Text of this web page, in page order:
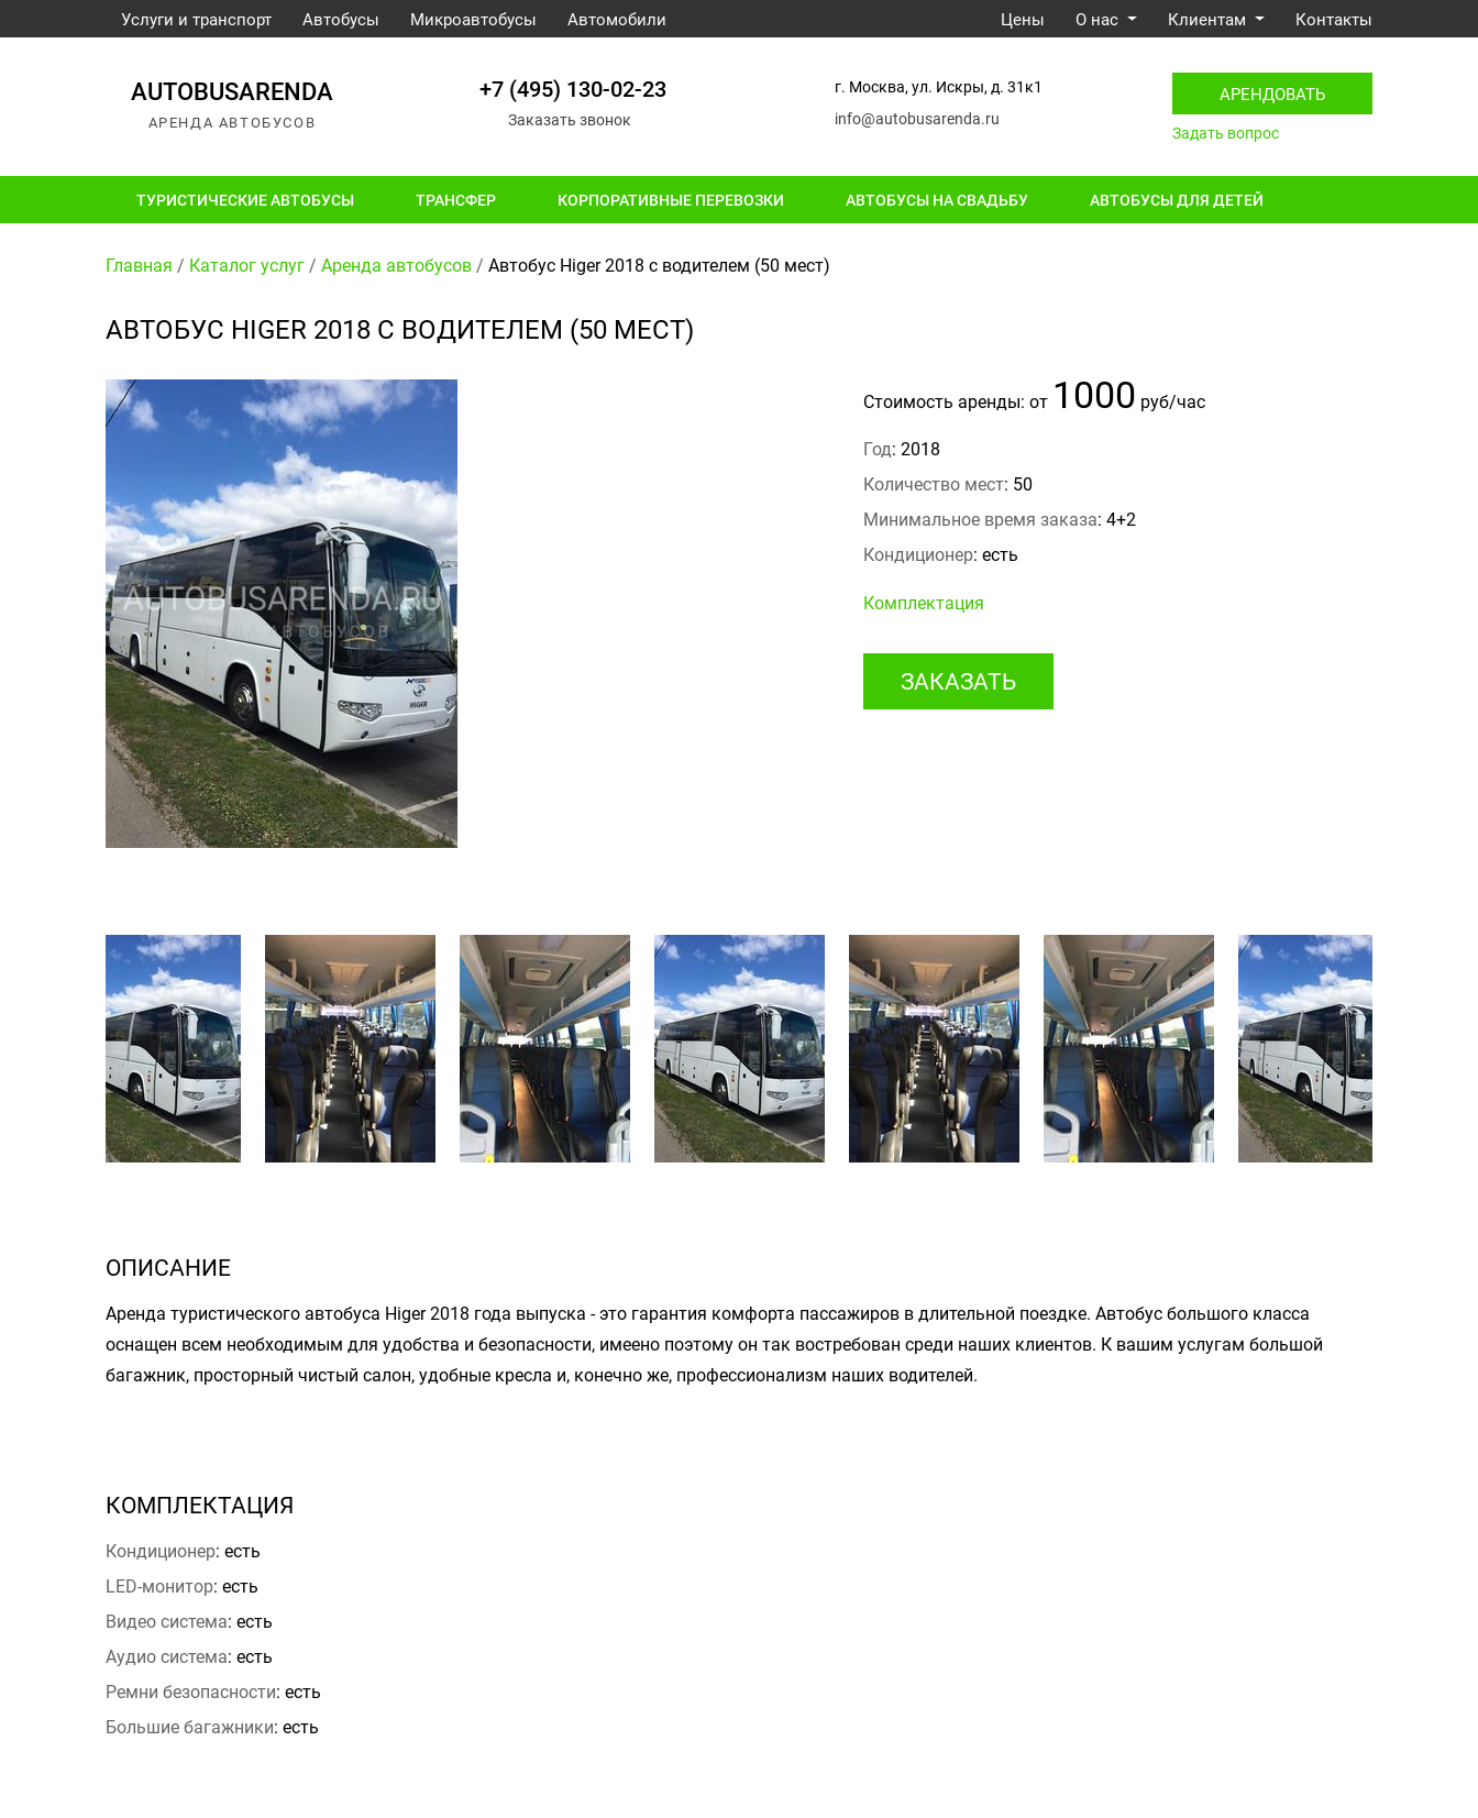
Услуги и транспорт Автобусы Микроавтобусы Автомобили Цены О нас Клиентам Контакты
AUTOBUSARENDA
АРЕНДА АВТОБУСОВ
+7 (495) 130-02-23
Заказать звонок
г. Москва, ул. Искры, д. 31к1
info@autobusarenda.ru
АРЕНДОВАТЬ
Задать вопрос
ТУРИСТИЧЕСКИЕ АВТОБУСЫ ТРАНСФЕР КОРПОРАТИВНЫЕ ПЕРЕВОЗКИ АВТОБУСЫ НА СВАДЬБУ АВТОБУСЫ ДЛЯ ДЕТЕЙ
Главная / Каталог услуг/ Аренда автобусов/ Автобус Higer 2018 с водителем (50 мест)
АВТОБУС HIGER 2018 С ВОДИТЕЛЕМ (50 МЕСТ)
Стоимость аренды: от 1000 руб/час
Год: 2018
Количество мест: 50
Минимальное время заказа: 4+2
Кондиционер: есть
Комплектация
ЗАКАЗАТЬ
ОПИСАНИЕ
Аренда туристического автобуса Higer 2018 года выпуска - это гарантия комфорта пассажиров в длительной поездке. Автобус большого класса
оснащен всем необходимым для удобства и безопасности, имеено поэтому он так востребован среди наших клиентов. К вашим услугам большой
багажник, просторный чистый салон, удобные кресла и, конечно же, профессионализм наших водителей.
КОМПЛЕКТАЦИЯ
Кондиционер: есть
LED-монитор: есть
Видео система: есть
Аудио система: есть
Ремни безопасности: есть
Большие багажники: есть